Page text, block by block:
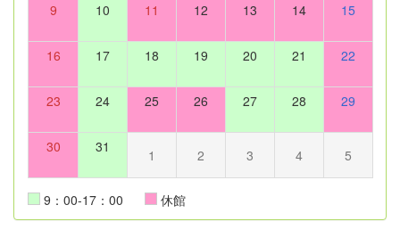
9 10 11 12 13 14 15
16 17 18 19 20 21 22
23 24 25 26 27 28 29
30 31 1 2 3 4 5
9：00-17：00 休館